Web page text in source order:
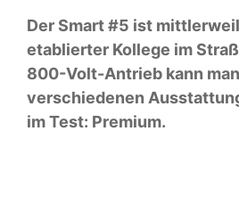
Der Smart #5 ist
etablierter Kollege im
800-Volt-Antrieb kann
verschiedenen
im Test: Premium.